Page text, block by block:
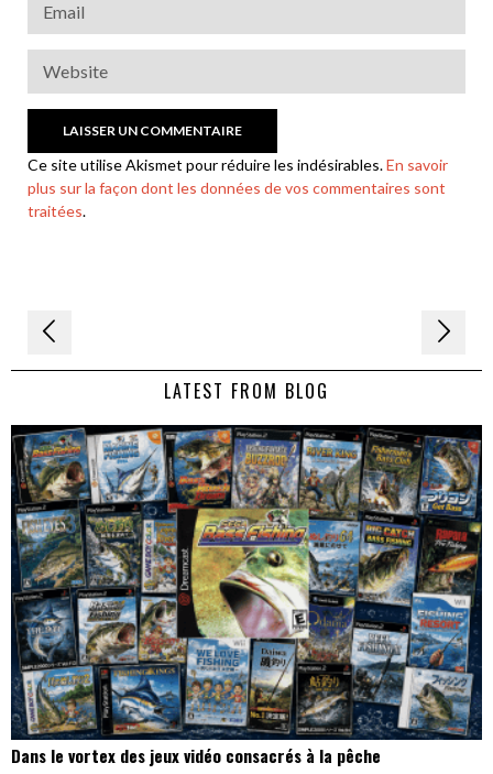
Ce site utilise Akismet pour réduire les indésirables.En savoir
plus sur la façon dont les données de vos commentaires sont
traitées.
Navigation
de LATEST FROM BLOG
Dans le vortex des jeux vidéo consacrés à la pêche